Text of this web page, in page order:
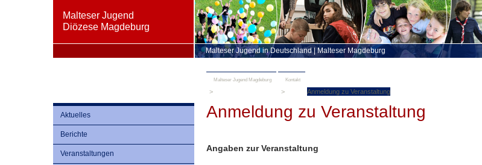
Malteser Jugend
Diözese Magdeburg
Malteser Jugend in Deutschland| Malteser Magdeburg
Malteser Jugend Magdeburg Kontakt
Anmeldung zu Veranstaltung
Aktuelles
Berichte
Veranstaltungen
Anmeldung zu Veranstaltung
Angaben zur Veranstaltung